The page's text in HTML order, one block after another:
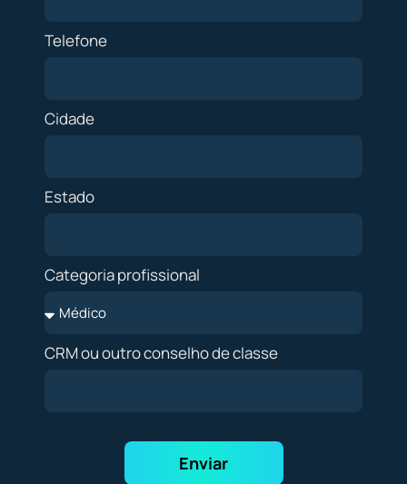
Telefone
Cidade
Estado
Categoria profissional
CRM ou outro conselho de classe
Enviar